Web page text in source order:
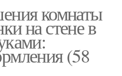
комнаты
на стене в
(58